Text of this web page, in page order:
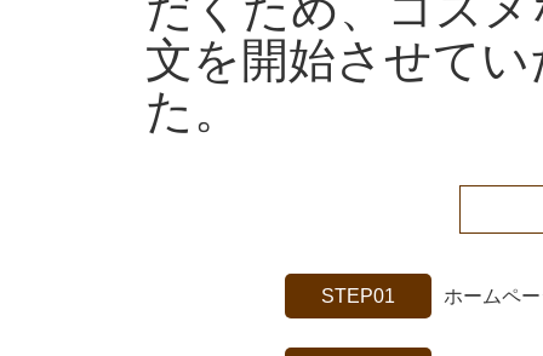
文を開始させて
た。
STEP01 ホームペ